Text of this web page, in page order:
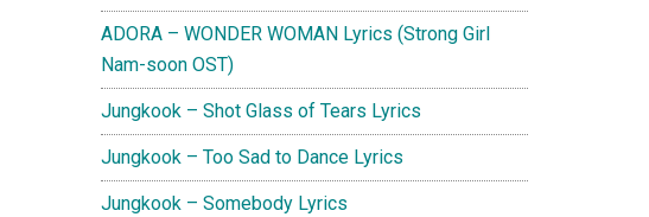
ADORA – WONDER WOMAN Lyrics (Strong Girl
Nam-soon OST)
Jungkook – Shot Glass of Tears Lyrics
Jungkook – Too Sad to Dance Lyrics
Jungkook – Somebody Lyrics